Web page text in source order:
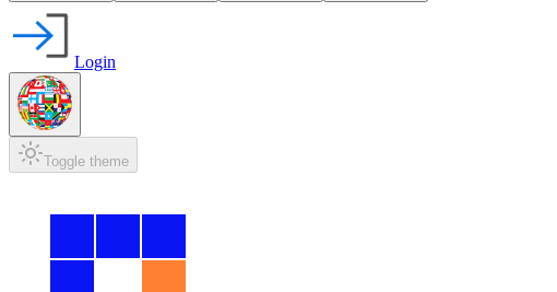
Login
Toggle theme